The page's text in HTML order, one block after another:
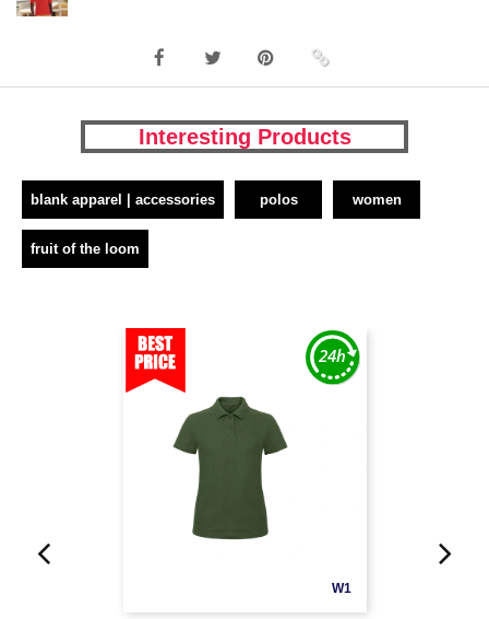
Interesting Products
blank apparel | accessories polos women
fruit of the loom
W1